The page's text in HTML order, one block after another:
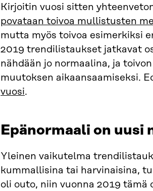
Kirjoitin vuosi sitten
povataan toivoa mullistusten
mutta myös toivoa esimerkiksi
2019 trendilistaukset jatkavat
nähdään jo normaalina, ja
muutoksen aikaansaamiseksi.
vuosi.
Epänormaali on uusi
Yleinen vaikutelma
kummallisina tai harvinaisina,
oli outo, niin vuonna 2019